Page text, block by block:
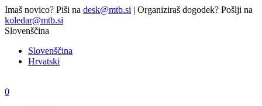
Imaš novico? Piši na desk@mtb.si | Organiziraš dogodek? Pošlji na
koledar@mtb.si
Slovenščina
Slovenščina
Hrvatski
0